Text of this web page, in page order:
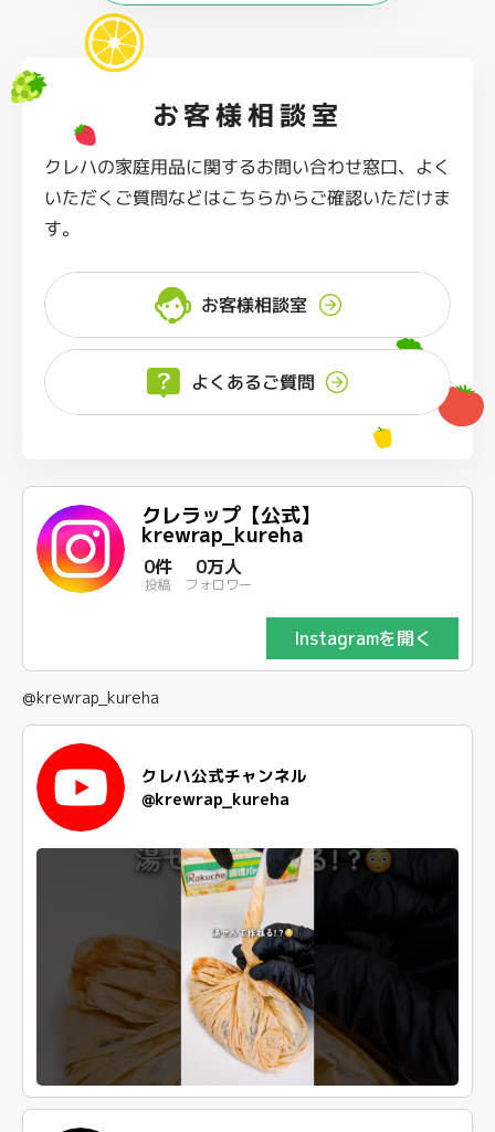
お客様相談室
クレハの家庭用品に関するお問い合わせ窓口、よく
いただくご質問などはこちらからご確認いただけま
す。
お客様相談室
よくあるご質問
クレラップ【公式】
krewrap_kureha
0件
投稿
0万人
フォロワー
Instagramを開く
@krewrap_kureha
クレハ公式チャンネル
@krewrap_kureha